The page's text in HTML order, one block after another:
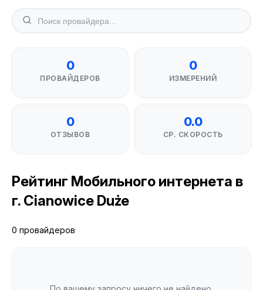
0
ПРОВАЙДЕРОВ
0
ИЗМЕРЕНИЙ
0
ОТЗЫВОВ
0.0
СР. СКОРОСТЬ
Рейтинг Мобильного интернета в
г. Cianowice Duże
0 провайдеров